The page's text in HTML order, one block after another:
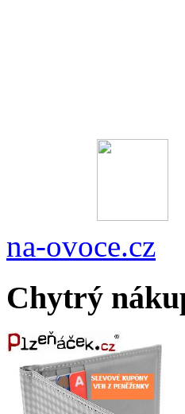
na-ovoce.cz
Chytrý